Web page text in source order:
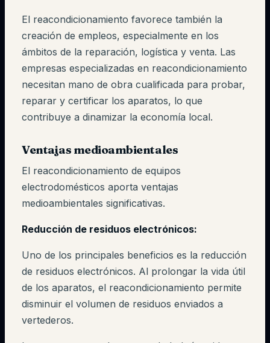
El reacondicionamiento favorece también la
creación de empleos, especialmente en los
ámbitos de la reparación, logística y venta. Las
empresas especializadas en reacondicionamiento
necesitan mano de obra cualificada para probar,
reparar y certificar los aparatos, lo que
contribuye a dinamizar la economía local.
Ventajas medioambientales
El reacondicionamiento de equipos
electrodomésticos aporta ventajas
medioambientales significativas.
Reducción de residuos electrónicos:
Uno de los principales beneficios es la reducción
de residuos electrónicos. Al prolongar la vida útil
de los aparatos, el reacondicionamiento permite
disminuir el volumen de residuos enviados a
vertederos.